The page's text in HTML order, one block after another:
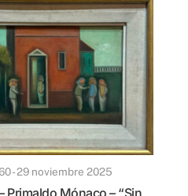
60 - 29 noviembre 2025